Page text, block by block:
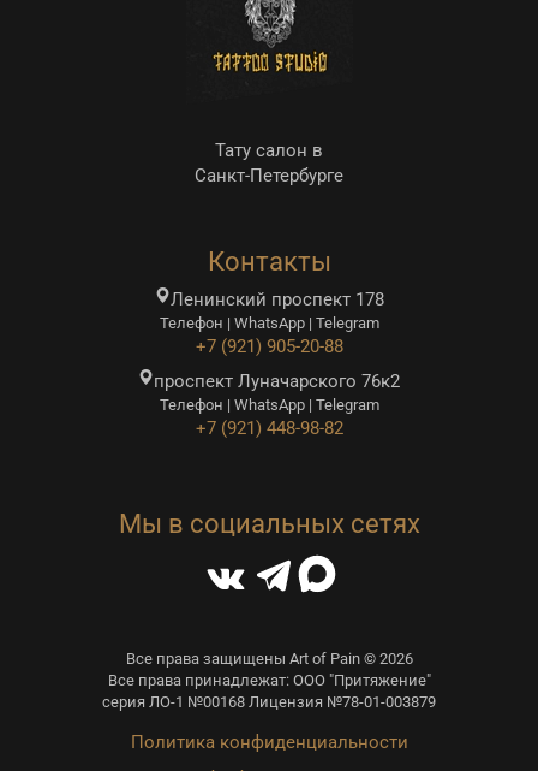
Тату салон в
Санкт-Петербурге
Контакты
Ленинский проспект 178
Телефон | WhatsApp | Telegram
+7 (921) 905-20-88
проспект Луначарского 76к2
Телефон | WhatsApp | Telegram
+7 (921) 448-98-82
Мы в социальных сетях
Все права защищены Art of Pain © 2026
Все права принадлежат: ООО "Притяжение"
серия ЛО-1 №00168 Лицензия №78-01-003879
Политика конфиденциальности